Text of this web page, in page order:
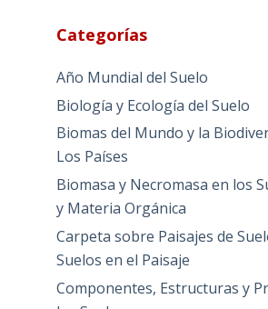
Categorías
Año Mundial del Suelo
Biología y Ecología del Suelo
Biomas del Mundo y la
Los Países
Biomasa y Necromasa en los
y Materia Orgánica
Carpeta sobre Paisajes de
Suelos en el Paisaje
Componentes, Estructuras y